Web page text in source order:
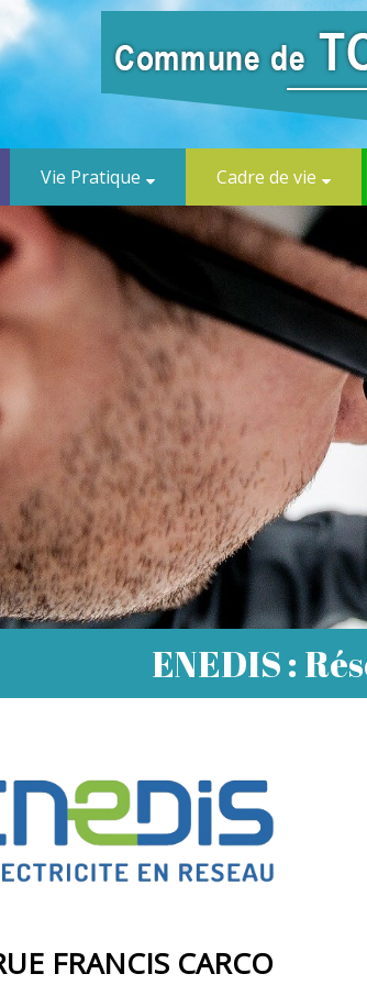
Vie Pratique Cadre de vie
ENEDIS :
FRANCIS CARCO